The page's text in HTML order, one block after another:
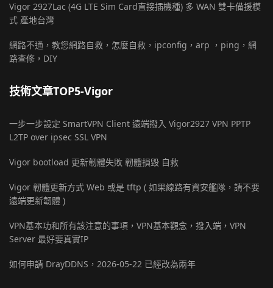
Vigor 2927Lac (4G LTE Sim Card直接插機種) 多 WAN 雙卡備援模
式 產地台灣
網路不通，教您網路自救，怎麼自救，ipconfig，arp ，ping，網
路查修，DIY
技術文章TOP5-Vigor
一步一步設定 SmartVPN Client 遠端撥入 Vigor2927 VPN PPTP
L2TP over ipsec SSL VPN
Vigor bootload 更新韌體失敗 韌體損毀 自救
Vigor 韌體更新方式 Web 或是 tftp ( 如果線路有資安艦隊，請不要
遠端更新韌體 )
VPN基本功和所有該注意的事項，VPN基本觀念，撥入端，VPN
Server 最好要真實IP
如何申請 DrayDDNS，2026-05-22 已經改為兩年